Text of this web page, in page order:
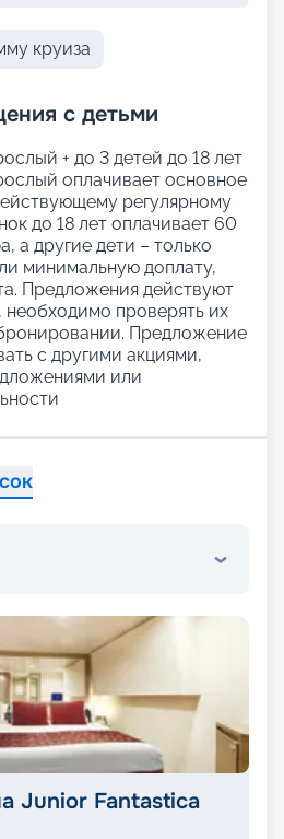
круиза
с детьми
+ до 3 детей до 18 лет
оплачивает основное
регулярному
до 18 лет оплачивает 60
а другие дети – только
минимальную доплату,
Предложения действуют
необходимо проверять их
Предложение
с другими акциями,
или
Junior Fantastica